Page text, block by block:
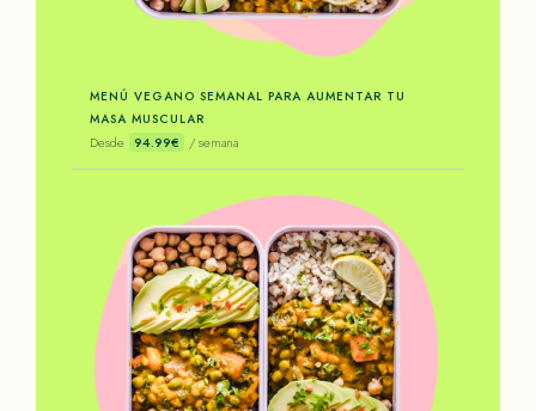
MENÚ VEGANO SEMANAL PARA AUMENTAR TU
MASA MUSCULAR
Desde 94.99€ / semana